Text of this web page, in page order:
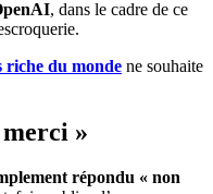
, dans le cadre de ce
riche du monde ne souhaite
»
répondu « non